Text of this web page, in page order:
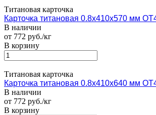
Титановая карточка
Карточка титановая 0.8х410х570 мм
В наличии
от 772 руб./кг
В корзину
Титановая карточка
Карточка титановая 0.8х410х640 мм
В наличии
от 772 руб./кг
В корзину